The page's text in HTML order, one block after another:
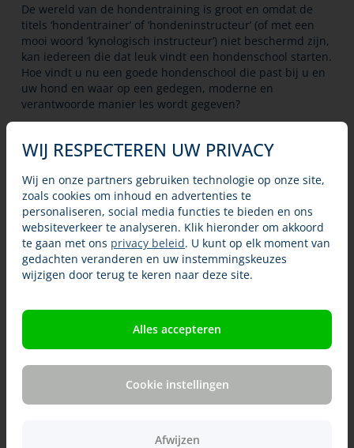
De wereld van de hondentraining is groot en omdat de
titels ‘hondentrainer’ of ‘hondeninstructeur’ (of met een
mooi woord ‘kynologisch instructeur’) niet beschermd zijn,
kan iedereen die dat leuk vindt een hondenschool starten.
Hoe vindt u nu een goede hondenschool die past bij u en
uw hond en waar op een gedegen, moderne en
verantwoorde manier les wordt gegeven?
bij u in de buurt door te zoeken in het telefoonboek,
gouden gids of via een zoekmachine op internet. Ook uw
dierenarts kan u misschien helpen aan goede adressen.
Hieronder vindt u een aantal organisaties waarbij
hondenscholen zijn aangesloten. Bij het uitzoeken van
een hondenschool is er een aantal zaken om op te letten:
Zijn de instructeurs gediplomeerd?
Wordt de training afgestemd op u en uw
hond?
Hoe groot zijn de groepen?
Werkwijze
WIJ RESPECTEREN UW PRIVACY
Wij en onze partners gebruiken technologie op onze site,
zoals cookies om inhoud en advertenties te
personaliseren, social media functies te bieden en ons
websiteverkeer te analyseren. Klik hieronder om akkoord
te gaan met ons privacy beleid. U kunt op elk moment van
gedachten veranderen en uw instemmingskeuzes
wijzigen door terug te keren naar deze site.
Alles accepteren
Cookie instellingen
Afwijzen